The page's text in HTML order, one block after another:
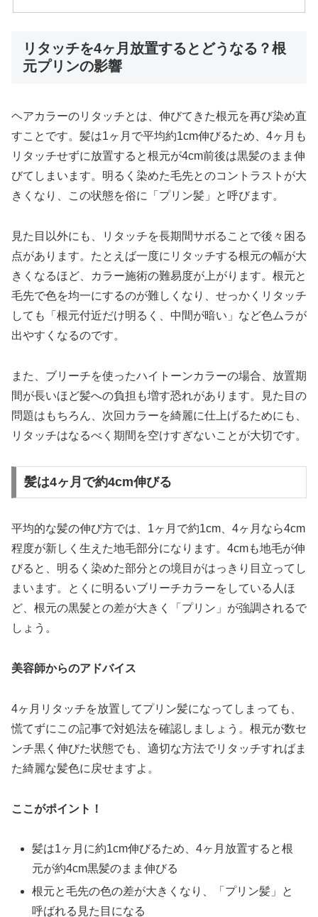
リタッチを4ヶ月放置するとどうなる？根
元プリンの影響
ヘアカラーのリタッチとは、伸びてきた根元を再び染め直
すことです。髪は1ヶ月で平均約1cm伸びるため、4ヶ月も
リタッチせずに放置すると根元が4cm前後は黒髪のまま伸
びてしまいます。明るく染めた毛先とのコントラストが大
きくなり、この状態を俗に「プリン髪」と呼びます。
見た目以外にも、リタッチを長期間サボることで後々困る
点があります。たとえば一度にリタッチする根元の幅が大
きくなるほど、カラー施術の難易度が上がります。根元と
毛先で色を均一にするのが難しくなり、せっかくリタッチ
しても「根元付近だけ明るく、中間が暗い」など色ムラが
出やすくなるのです。
また、ブリーチを使ったハイトーンカラーの場合、放置期
間が長いほど髪への負担も増す恐れがあります。見た目の
問題はもちろん、次回カラーを綺麗に仕上げるためにも、
リタッチはなるべく期間を空けすぎないことが大切です。
髪は4ヶ月で約4cm伸びる
平均的な髪の伸び方では、1ヶ月で約1cm、4ヶ月なら4cm
程度が新しく生えた地毛部分になります。4cmも地毛が伸
びると、明るく染めた部分との境目がはっきり目立ってし
まいます。とくに明るいブリーチカラーをしている人ほ
ど、根元の黒髪との差が大きく「プリン」が強調されるで
しょう。
美容師からのアドバイス
4ヶ月リタッチを放置してプリン髪になってしまっても、
慌てずにこの記事で対処法を確認しましょう。根元が数セ
ンチ黒く伸びた状態でも、適切な方法でリタッチすればま
た綺麗な髪色に戻せますよ。
ここがポイント！
髪は1ヶ月に約1cm伸びるため、4ヶ月放置すると根
元が約4cm黒髪のまま伸びる
根元と毛先の色の差が大きくなり、「プリン髪」と
呼ばれる見た目になる